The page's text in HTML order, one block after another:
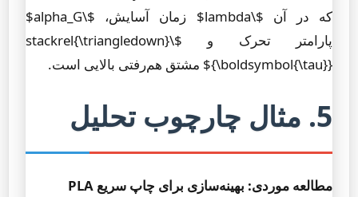
که در آن $\lambda$ زمان آسایش، $\alpha_G$
پارامتر تحرک و $\stackrel{\triangledown}
{\boldsymbol{\tau}}$ مشتق هم‌رفتی بالایی است.
5. مثال چارچوب تحلیل
مطالعه موردی: بهینه‌سازی برای چاپ سریع PLA